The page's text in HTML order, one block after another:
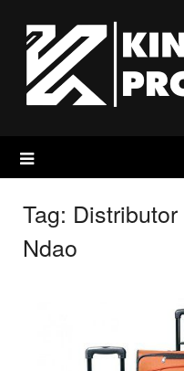
content
Tag:
Ndao